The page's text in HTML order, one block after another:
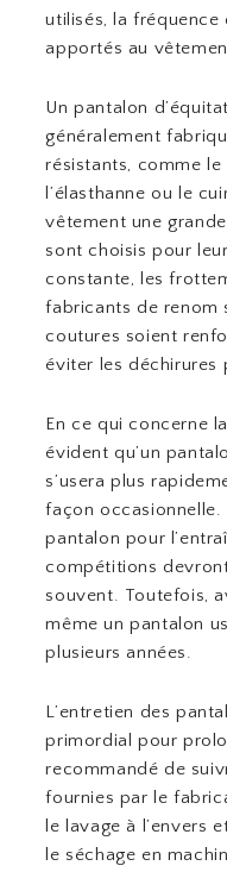
utilisés, la fréquence
apportés au
Un pantalon
généralement
résistants, comme
l’élasthanne ou le
vêtement une
sont choisis pour
constante, les
fabricants de renom
coutures soient
éviter les déchirures
En ce qui concerne
évident qu’un
s’usera plus
façon occasionnelle.
pantalon pour
compétitions
souvent. Toutefois,
même un pantalon
plusieurs années.
L’entretien des
primordial pour
recommandé de
fournies par le
le lavage à l’envers
le séchage en